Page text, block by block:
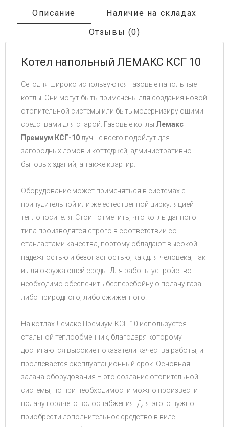
Описание
Наличие на складах
Отзывы (0)
Котел напольный ЛЕМАКС КСГ 10
Сегодня широко используются газовые напольные
котлы. Они могут быть применены для создания новой
отопительной системы или быть модернизирующими
средствами для старой. Газовые котлы Лемакс
Премиум КСГ-10 лучше всего подойдут для
загородных домов и коттеджей, административно-
бытовых зданий, а также квартир.
Оборудование может применяться в системах с
принудительной или же естественной циркуляцией
теплоносителя. Стоит отметить, что котлы данного
типа производятся строго в соответствии со
стандартами качества, поэтому обладают высокой
надежностью и безопасностью, как для человека, так
и для окружающей среды. Для работы устройство
необходимо обеспечить бесперебойную подачу газа
либо природного, либо сжиженного.
На котлах Лемакс Премиум КСГ-10 используется
стальной теплообменник, благодаря которому
достигаются высокие показатели качества работы, и
продлевается эксплуатационный срок. Основная
задача оборудования – это создание отопительной
системы, но при необходимости можно произвести
подачу горячего водоснабжения. Для этого нужно
приобрести дополнительное средство в виде